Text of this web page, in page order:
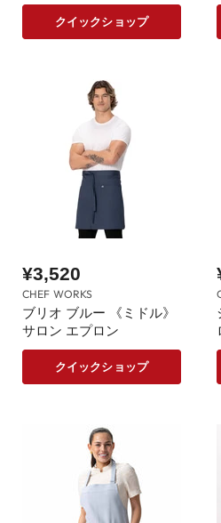
クイックショップ
¥3,520
CHEF WORKS
ブリオ ブルー 《ミドル》
サロン エプロン
クイックショップ